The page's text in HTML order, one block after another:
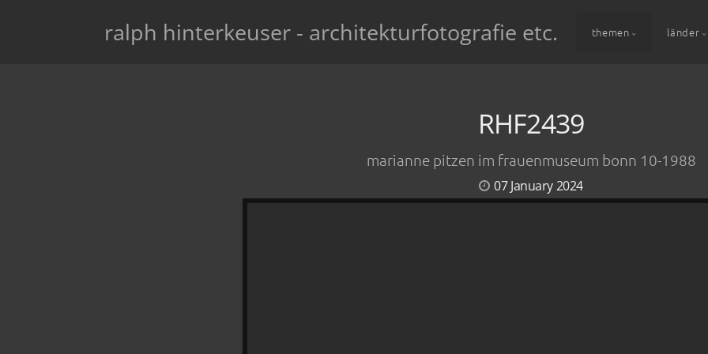
ralph hinterkeuser - architekturfotografie etc. themen länder
RHF2439
marianne pitzen im frauenmuseum bonn 10-1988
07 January 2024